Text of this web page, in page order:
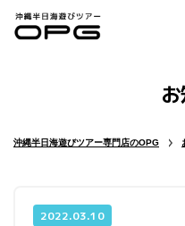
シュノーケリング
沖縄半日海遊びツアー専門店のOPG
2022.03.10